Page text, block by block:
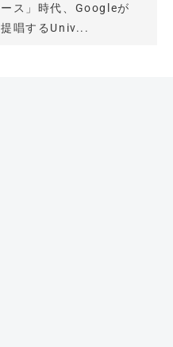
ース」時代、Googleが
提唱するUniv...